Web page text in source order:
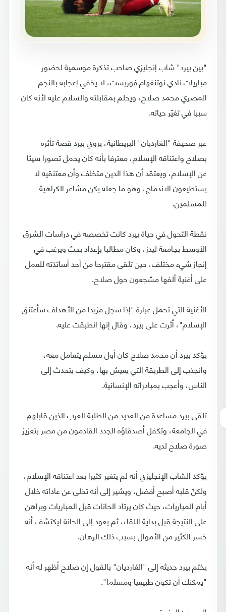
"بين بيرد" شاب إنجليزي صاحب تذكرة موسمية لحضور
مباريات نادي نوتنغهام فوريست، لا يخفي إعجابه بالنجم
المصري محمد صلاح، ويحلم بمقابلته والسلام عليه لأنه كان
سببا في تغيّر حياته.
عبر صحيفة "الغارديان" البريطانية، يروي بيرد قصة تأثره
بصلاح واعتناقه الإسلام، معترفا بأنه كان يحمل تصورا سيئا
عن الإسلام، ويعتقد أن هذا الدين متخلف وأن معتنقيه لا
يستطيعون الاندماج، وهو ما جعله يكن مشاعر الكراهية
للمسلمين.
نقطة التحول في حياة بيرد كانت تخصصه في دراسات الشرق
الأوسط بجامعة ليدز، وكان مطالبا بإعداد بحث ويرغب في
إنجاز شيء مختلف، حين تلقى مقترحا من أحد أساتذته للعمل
على أغنية ألفها مشجعون حول صلاح.
الأغنية التي تحمل عبارة "إذا سجل مزيدا من الأهداف سأعتنق
الإسلام"، أثرت على بيرد، وقال إنها انطبقت عليه.
يؤكد بيرد أن محمد صلاح كان أول مسلم يتعامل معه،
وانجذب إلى الطريقة التي يعيش بها، وكيف يتحدث إلى
الناس، وأعجب بمبادراته الإنسانية.
تلقى بيرد مساعدة من العديد من الطلبة العرب الذين قابلهم
في الجامعة، وتكفل أصدقاؤه الجدد القادمون من مصر بتعزيز
صورة صلاح لديه.
يؤكد الشاب الإنجليزي أنه لم يتغير كثيرا بعد اعتناقه الإسلام،
ولكنّ قلبه أصبح أفضل، ويشير إلى أنه تخلى عن عاداته خلال
أيام المباريات، حيث كان يرتاد الحانات قبل المباريات ويراهن
على النتيجة قبل بداية اللقاء، ثم يعود إلى الحانة ليكتشف أنه
خسر الكثير من الأموال بسبب ذلك الرهان.
يختم بيرد حديثه إلى "الغارديان" بالقول إن صلاح أظهر له أنه
"يمكنك أن تكون طبيعيا ومسلما".